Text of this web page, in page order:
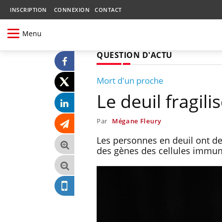
INSCRIPTION CONNEXION CONTACT
Menu
QUESTION D'ACTU
Mort d'un proche
Le deuil
Par Mégane Fleury
Les personnes en deuil ont
des gènes des cellules